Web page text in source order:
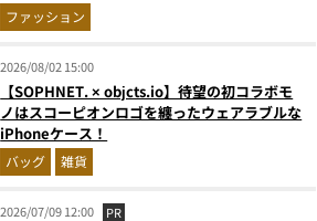
ファッション
2026/08/02 15:00
【SOPHNET. × objcts.io】待望の初コラボモ
ノはスコーピオンロゴを纏ったウェアラブルな
iPhoneケース！
バッグ 雑貨
2026/07/09 12:00 PR